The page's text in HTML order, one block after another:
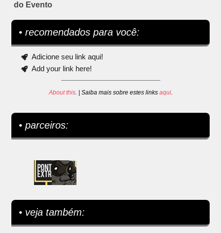
do Evento
• recomendados para você:
Adicione seu link aqui!
Add your link here!
About this. | Saiba mais sobre estes links aqui.
• parceiros:
• veja também: